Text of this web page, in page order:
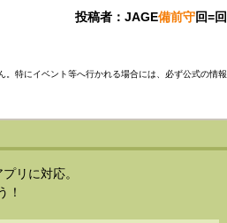
投稿者：JAGE備前守回=回
特にイベント等へ行かれる場合には、必ず公式の情報
リに対応。
！